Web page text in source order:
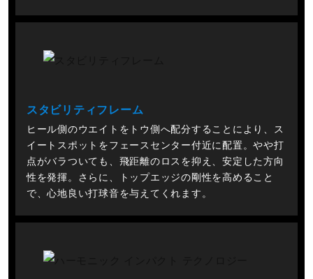
スタビリティフレーム
ヒール側のウエイトをトウ側へ配分することにより、ス
イートスポットをフェースセンター付近に配置。やや打
点がバラついても、飛距離のロスを抑え、安定した方向
性を発揮。さらに、トップエッジの剛性を高めること
で、心地良い打球音を与えてくれます。